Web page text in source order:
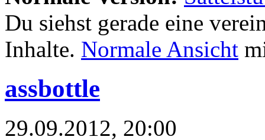
Du siehst gerade eine
Inhalte. Normale Ansicht
assbottle
29.09.2012, 20:00